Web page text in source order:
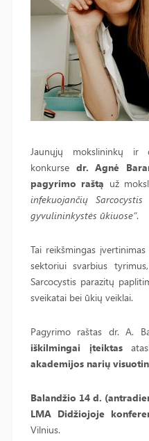
Jaunųjų mokslininkų ir
konkurse dr. Agnė
pagyrimo raštą už
infekuojančių
gyvulininkystės ūkiuose“.
Tai reikšmingas
sektoriui svarbius
Sarcocystis parazitų
sveikatai bei ūkių veiklai.
Pagyrimo raštas dr. A.
iškilmingai įteiktas
akademijos narių
Balandžio 14 d.
LMA Didžiojoje
Vilnius.